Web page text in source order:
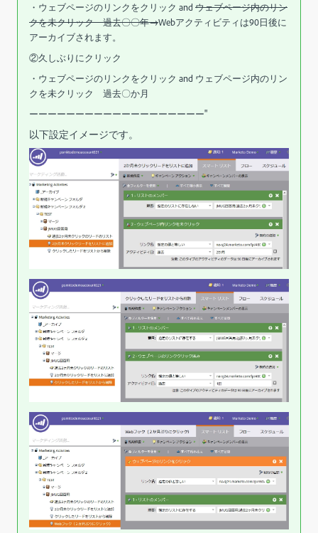
・ウェブページのリンクをクリック and ウェブページ内のリン
クを未クリック 過去〇〇年→Webアクティビティは90日後に
アーカイブされます。
②久しぶりにクリック
・ウェブページのリンクをクリック and ウェブページ内のリン
クを未クリック 過去〇か月
ーーーーーーーーーーーーーーーーーーー"
以下設定イメージです。